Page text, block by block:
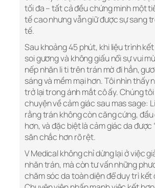
tối đa – tất cả đều chứng minh một
tế cao nhưng vẫn giữ được sự sang
tế.
Sau khoảng 45 phút, khi liệu trình
soi gương và không giấu nổi sự vui
nếp nhăn li ti trên trán mờ đi hẳn,
sáng và mềm mại hơn. Tôi nhìn thấy
trở lại trong ánh mắt cô ấy. Chúng
chuyện về cảm giác sau mas sage:
rằng trán không còn căng cứng,
hơn, và đặc biệt là cảm giác da được
săn chắc hơn rõ rệt.
V Medical không chỉ dừng lại ở việc
nhăn trán, mà còn tư vấn những
chăm sóc da toàn diện để duy trì kết